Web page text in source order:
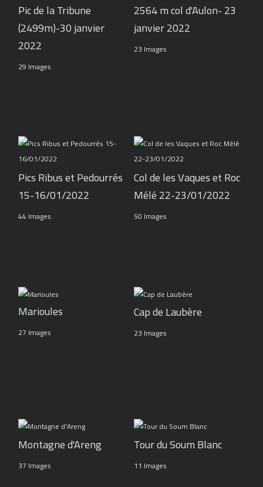
Pic de la Tribune
(2499m)-30 janvier
2022
29 Images
2564 m col d'Aulon- 23
janvier 2022
23 Images
Pics Ribus et Pedourrés
15-16/01/2022
44 Images
Col de les Vaques et Roc
Mélé 22-23/01/2022
50 Images
Marioules
27 Images
Cap de Laubère
23 Images
Montagne d'Areng
37 Images
Tour du Soum Blanc
11 Images